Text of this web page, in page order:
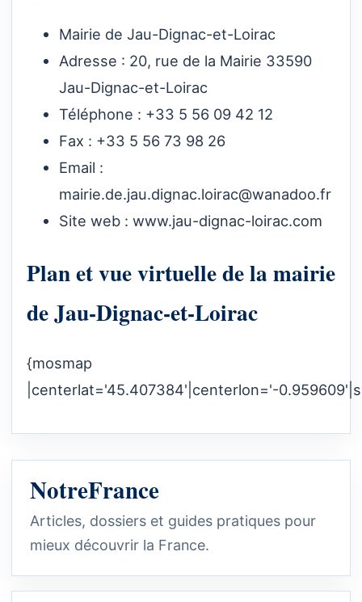
Mairie de Jau-Dignac-et-Loirac
Adresse : 20, rue de la Mairie 33590
Jau-Dignac-et-Loirac
Téléphone : +33 5 56 09 42 12
Fax : +33 5 56 73 98 26
Email :
mairie.de.jau.dignac.loirac@wanadoo.fr
Site web : www.jau-dignac-loirac.com
Plan et vue virtuelle de la mairie
de Jau-Dignac-et-Loirac
{mosmap
|centerlat='45.407384'|centerlon='-
NotreFrance
Articles, dossiers et guides pratiques pour
mieux découvrir la France.